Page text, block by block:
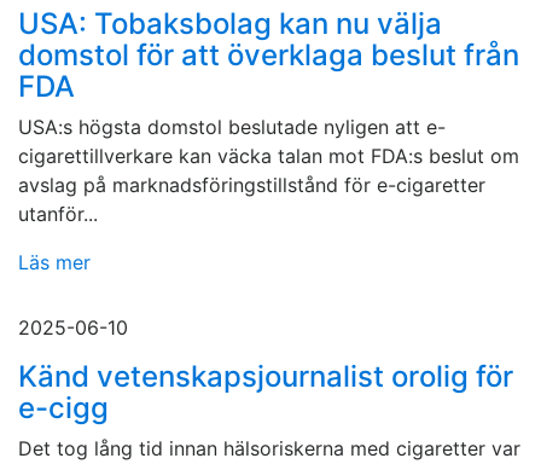
USA: Tobaksbolag kan nu välja
domstol för att överklaga beslut från
FDA
USA:s högsta domstol beslutade nyligen att e-
cigarettillverkare kan väcka talan mot FDA:s beslut om
avslag på marknadsföringstillstånd för e-cigaretter
utanför...
Läs mer
2025-06-10
Känd vetenskapsjournalist orolig för
e-cigg
Det tog lång tid innan hälsoriskerna med cigaretter var